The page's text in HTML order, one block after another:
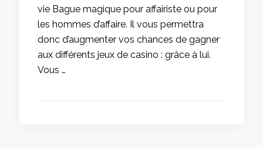
vie Bague magique pour affairiste ou pour
les hommes d’affaire. Il vous permettra
donc d’augmenter vos chances de gagner
aux différents jeux de casino : grâce à lui.
Vous …